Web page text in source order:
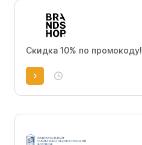
Скидка 10% по промокоду!